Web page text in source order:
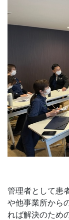
管理者として患
や他事業所から
れば解決のため